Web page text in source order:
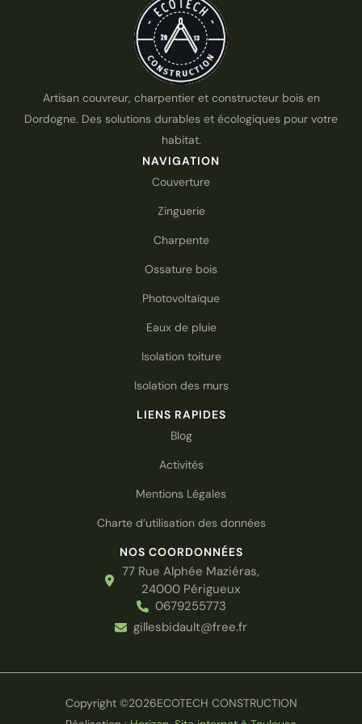
Artisan couvreur, charpentier et constructeur bois en
Dordogne. Des solutions durables et écologiques pour votre
habitat.
NAVIGATION
Couverture
Zinguerie
Charpente
Ossature bois
Photovoltaïque
Eaux de pluie
Isolation toiture
Isolation des murs
LIENS RAPIDES
Blog
Activités
Mentions Légales
Charte d’utilisation des données
NOS COORDONNÉES
77 Rue Alphée Maziéras,
24000 Périgueux
0679255773
gillesbidault@free.fr
Copyright ©2026ECOTECH CONSTRUCTION